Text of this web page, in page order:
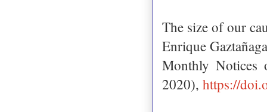
The size of our
Enrique Gaztañaga
Monthly Notices
2020), https://